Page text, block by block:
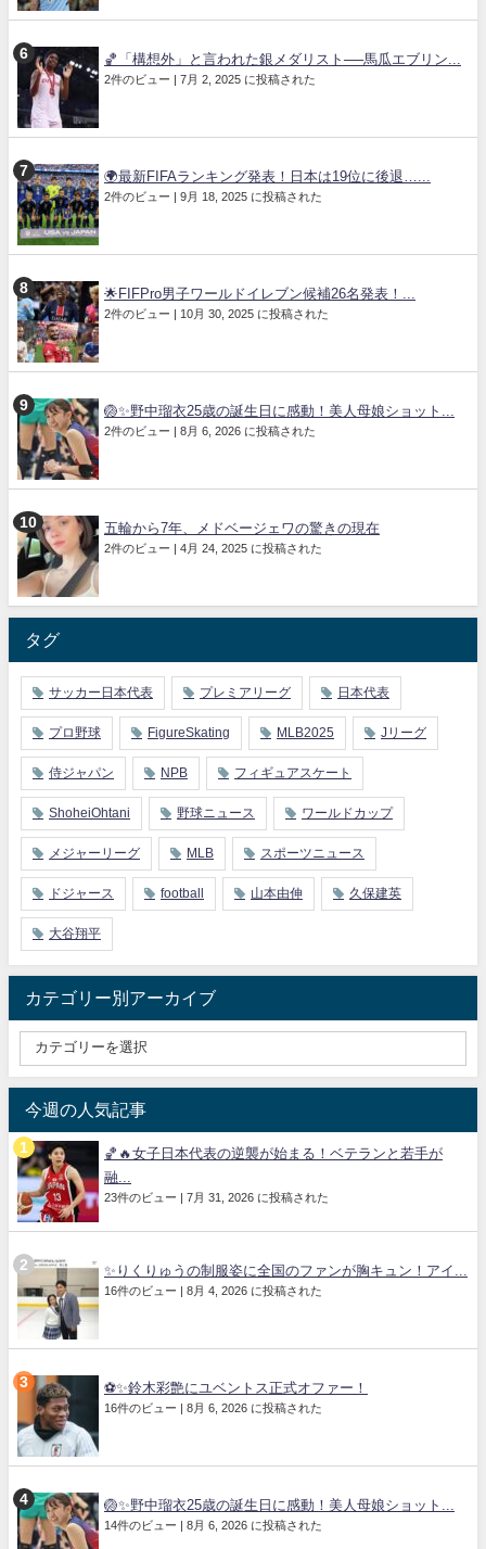
🏀「構想外」と言われた銀メダリスト──馬瓜エブリン...
2件のビュー | 7月 2, 2025 に投稿された
🌍最新FIFAランキング発表！日本は19位に後退…...
2件のビュー | 9月 18, 2025 に投稿された
🌟FIFPro男子ワールドイレブン候補26名発表！...
2件のビュー | 10月 30, 2025 に投稿された
🏐✨野中瑠衣25歳の誕生日に感動！美人母娘ショット...
2件のビュー | 8月 6, 2026 に投稿された
五輪から7年、メドベージェワの驚きの現在
2件のビュー | 4月 24, 2025 に投稿された
タグ
サッカー日本代表 プレミアリーグ 日本代表
プロ野球 FigureSkating MLB2025 Jリーグ
侍ジャパン NPB フィギュアスケート
ShoheiOhtani 野球ニュース ワールドカップ
メジャーリーグ MLB スポーツニュース
ドジャース football 山本由伸 久保建英
大谷翔平
カテゴリー別アーカイブ
今週の人気記事
🏀🔥女子日本代表の逆襲が始まる！ベテランと若手が
融...
23件のビュー | 7月 31, 2026 に投稿された
✨りくりゅうの制服姿に全国のファンが胸キュン！アイ...
16件のビュー | 8月 4, 2026 に投稿された
⚽✨鈴木彩艶にユベントス正式オファー！
16件のビュー | 8月 6, 2026 に投稿された
🏐✨野中瑠衣25歳の誕生日に感動！美人母娘ショット...
14件のビュー | 8月 6, 2026 に投稿された